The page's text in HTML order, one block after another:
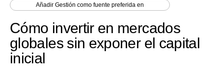
Economía
Mercados
AñadirGestión como fuente preferida en
Cómo invertir en mercados
globales sin exponer el capital
inicial